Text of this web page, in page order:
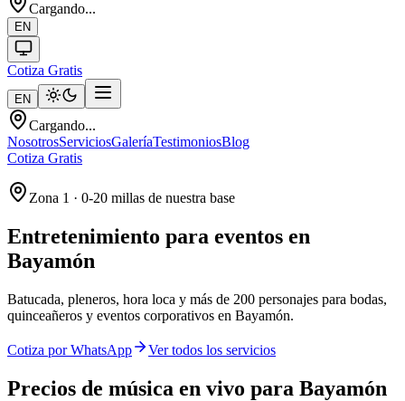
Cargando...
EN
Cotiza Gratis
EN
Cargando...
NosotrosServiciosGaleríaTestimoniosBlog
Cotiza Gratis
Zona 1 · 0-20 millas de nuestra base
Entretenimiento para eventos en
Bayamón
Batucada, pleneros, hora loca y más de 200 personajes para bodas,
quinceañeros y eventos corporativos en Bayamón.
Cotiza por WhatsApp Ver todos los servicios
Precios de música en vivo para Bayamón